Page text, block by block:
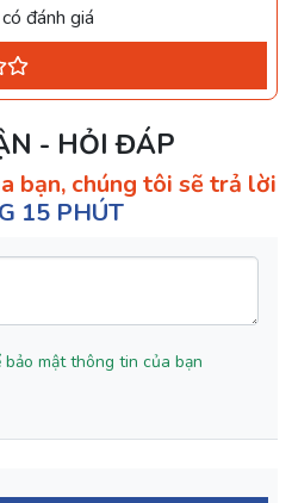
đánh giá
- HỎI ĐÁP
bạn, chúng tôi sẽ trả lời
15 PHÚT
mật thông tin của bạn